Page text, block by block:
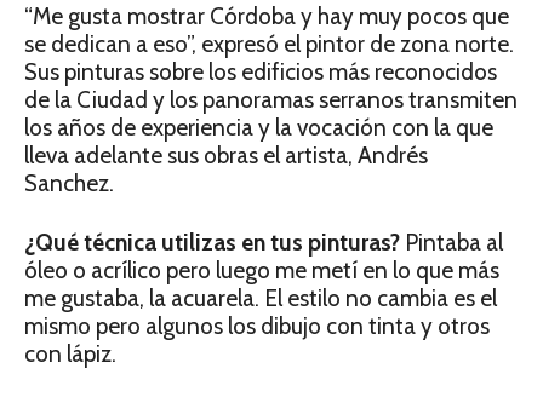
“Me gusta mostrar Córdoba y hay muy pocos que
se dedican a eso”, expresó el pintor de zona norte.
Sus pinturas sobre los edificios más reconocidos
de la Ciudad y los panoramas serranos transmiten
los años de experiencia y la vocación con la que
lleva adelante sus obras el artista, Andrés
Sanchez.
¿Qué técnica utilizas en tus pinturas? Pintaba al
óleo o acrílico pero luego me metí en lo que más
me gustaba, la acuarela. El estilo no cambia es el
mismo pero algunos los dibujo con tinta y otros
con lápiz.